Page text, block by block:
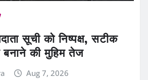
सूची को निष्पक्ष, सटीक
की मुहिम तेज
Aug 7, 2026